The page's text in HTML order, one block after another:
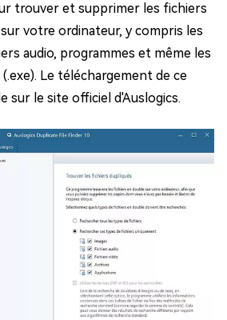
trouver et supprimer les fichiers
votre ordinateur, y compris les
audio, programmes et même les
Le téléchargement de ce
sur le site officiel d'Auslogics.